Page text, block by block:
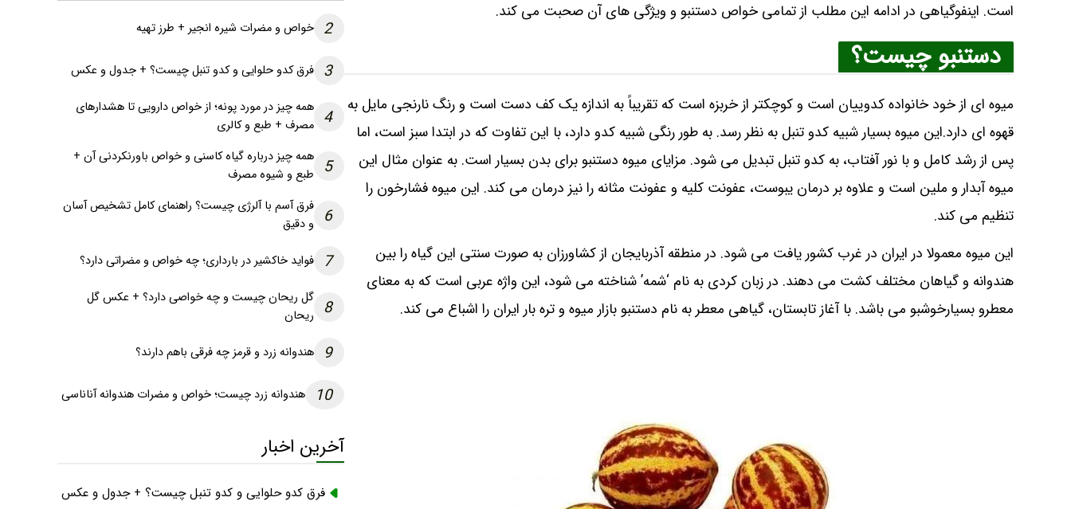
است. اینفوگیاهی در ادامه این مطلب از تمامی خواص دستنبو و ویژگی های آن صحبت می کند.
دستنبو چیست؟
میوه ای از خود خانواده کدوییان است و کوچکتر از خربزه است که تقریباً به اندازه یک کف دست است و رنگ نارنجی مایل به
قهوه ای دارد.این میوه بسیار شبیه کدو تنبل به نظر رسد. به طور رنگی شبیه کدو دارد، با این تفاوت که در ابتدا سبز است، اما
پس از رشد کامل و با نور آفتاب، به کدو تنبل تبدیل می شود. مزایای میوه دستنبو برای بدن بسیار است. به عنوان مثال این
میوه آبدار و ملین است و علاوه بر درمان یبوست، عفونت کلیه و عفونت مثانه را نیز درمان می کند. این میوه فشارخون را
تنظیم می کند.
این میوه معمولا در ایران در غرب کشور یافت می شود. در منطقه آذربایجان از کشاورزان به صورت سنتی این گیاه را بین
هندوانه و گیاهان مختلف کشت می دهند. در زبان کردی به نام ‘شمه’ شناخته می شود، این واژه عربی است که به معنای
معطرو بسیارخوشبو می باشد. با آغاز تابستان، گیاهی معطر به نام دستنبو بازار میوه و تره بار ایران را اشباع می کند.
2 خواص و مضرات شیره انجیر + طرز تهیه
3 فرق کدو حلوایی و کدو تنبل چیست؟ + جدول و عکس
4 همه چیز در مورد پونه؛ از خواص دارویی تا هشدارهای
مصرف + طبع و کالری
5
همه چیز درباره گیاه کاسنی و خواص باورنکردنی آن +
طبع و شیوه مصرف
6
فرق آسم با آلرژی چیست؟ راهنمای کامل تشخیص آسان
و دقیق
7 فواید خاکشیر در بارداری؛ چه خواص و مضراتی دارد؟
8 گل ریحان چیست و چه خواصی دارد؟ + عکس گل
ریحان
9 هندوانه زرد و قرمز چه فرقی باهم دارند؟
10 هندوانه زرد چیست؛ خواص و مضرات هندوانه آناناسی
آخرین اخبار
فرق کدو حلوایی و کدو تنبل چیست؟ + جدول و عکس